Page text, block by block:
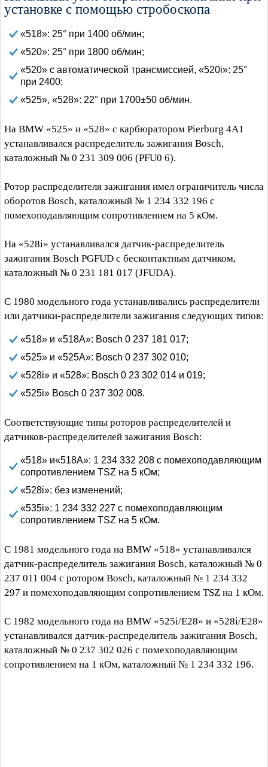
установке с помощью стробоскопа
«518»: 25° при 1400 об/мин;
«520»: 25° при 1800 об/мин;
«520» с автоматической трансмиссией, «520i»: 25°
при 2400;
«525», «528»: 22° при 1700±50 об/мин.
На BMW «525» и «528» с карбюратором Pierburg 4А1
устанавливался распределитель зажигания Bosch,
каталожный № 0 231 309 006 (PFU0 6).
Ротор распределителя зажигания имел ограничитель числа
оборотов Bosch, каталожный № 1 234 332 196 с
помехоподавляющим сопротивлением на 5 кОм.
На «528i» устанавливался датчик-распределитель
зажигания Bosch PGFUD с бесконтактным датчиком,
каталожный № 0 231 181 017 (JFUDA).
С 1980 модельного года устанавливались распределители
или датчики-распределители зажигания следующих типов:
«518» и «518А»: Bosch 0 237 181 017;
«525» и «525А»: Bosch 0 237 302 010;
«528i» и «528»: Bosch 0 23 302 014 и 019;
«525i» Bosch 0 237 302 008.
Соответствующие типы роторов распределителей и
датчиков-распределителей зажигания Bosch:
«518» и«518А»: 1 234 332 208 с помехоподавляющим
сопротивлением TSZ на 5 кОм;
«528i»: без изменений;
«535i»: 1 234 332 227 с помехоподавляющим
сопротивлением TSZ на 5 кОм.
С 1981 модельного года на BMW «518» устанавливался
датчик-распределитель зажигания Bosch, каталожный № 0
237 011 004 с ротором Bosch, каталожный № 1 234 332
297 и помехоподавляющим сопротивлением TSZ на 1 кОм.
С 1982 модельного года на BMW «525i/E28» и «528i/E28»
устанавливался датчик-распределитель зажигания Bosch,
каталожный № 0 237 302 026 с помехоподавляющим
сопротивлением на 1 кОм, каталожный № 1 234 332 196.